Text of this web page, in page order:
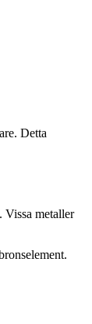
Detta
Vissa metaller